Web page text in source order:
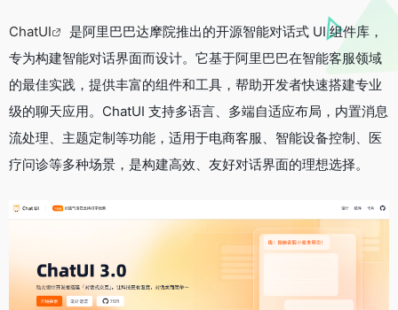
ChatUI
是阿里巴巴达摩院推出的开源智能对话式 UI 组件库，
专为构建智能对话界面而设计。它基于阿里巴巴在智能客服领域
的最佳实践，提供丰富的组件和工具，帮助开发者快速搭建专业
级的聊天应用。ChatUI 支持多语言、多端自适应布局，内置消息
流处理、主题定制等功能，适用于电商客服、智能设备控制、医
疗问诊等多种场景，是构建高效、友好对话界面的理想选择。